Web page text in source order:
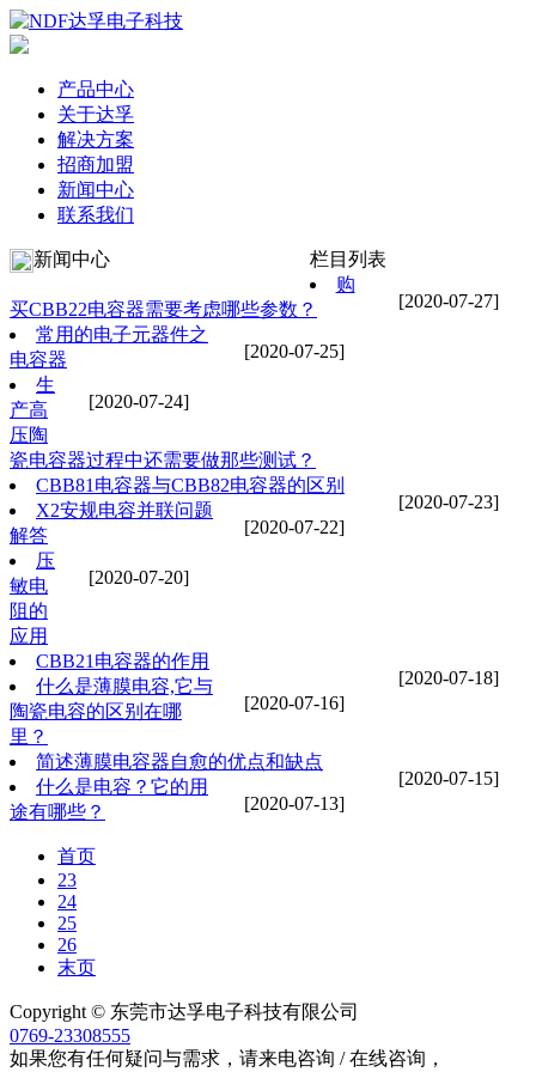
产品中心
关于达孚
解决方案
招商加盟
新闻中心
联系我们
新闻中心 栏目列表
[2020-07-27]
购
买CBB22电容器需要考虑哪些参数？
[2020-07-25]
常用的电子元器件之
电容器
[2020-07-24]
生
产高
压陶
瓷电容器过程中还需要做那些测试？
[2020-07-23]
CBB81电容器与CBB82电容器的区别
[2020-07-22]
X2安规电容并联问题
解答
[2020-07-20]
压
敏电
阻的
应用
[2020-07-18]
CBB21电容器的作用
[2020-07-16]
什么是薄膜电容,它与
陶瓷电容的区别在哪
里？
[2020-07-15]
简述薄膜电容器自愈的优点和缺点
[2020-07-13]
什么是电容？它的用
途有哪些？
首页
23
24
25
26
末页
Copyright © 东莞市达孚电子科技有限公司
0769-23308555
如果您有任何疑问与需求，请来电咨询 / 在线咨询，